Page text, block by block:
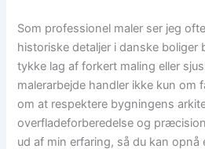
Som professionel maler ser jeg
historiske detaljer i danske
tykke lag af forkert maling eller
malerarbejde handler ikke kun om
om at respektere bygningens
overfladeforberedelse og
ud af min erfaring, så du kan opnå